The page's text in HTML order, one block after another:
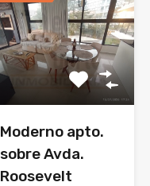
Moderno apto.
sobre Avda.
Roosevelt